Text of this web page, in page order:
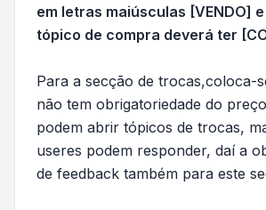
em letras maiúsculas [VENDO]
tópico de compra deverá ter
Para a secção de trocas,coloca-
não tem obrigatoriedade do
podem abrir tópicos de trocas,
useres podem responder, daí a
de feedback também para este